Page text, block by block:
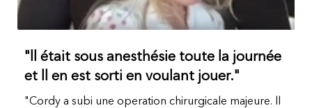
"ll était sous anesthésie toute la journée
et ll en est sorti en voulant jouer."
"Cordy a subi une operation chirurgicale majeure. ll